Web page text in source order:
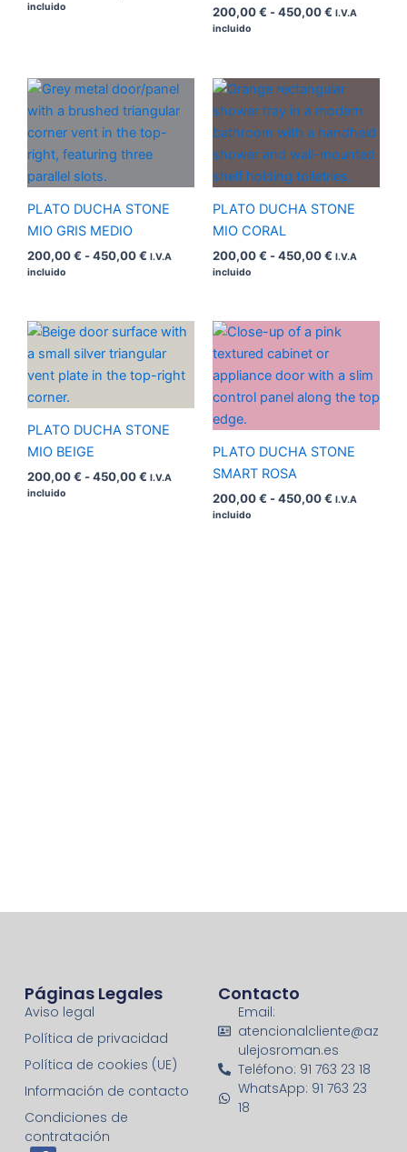
incluido
200,00€ -450,00€ I.V.A
incluido
PLATO DUCHA STONE
MIO GRIS MEDIO
200,00€ -450,00€
Rango
de
precios:
desde
hasta
I.V.A
incluido
PLATO DUCHA STONE
MIO CORAL
200,00€ -450,00€
Rango
precios:
desde
200,00 €
hasta
450,00 €
I.V.A
incluido
PLATO DUCHA STONE
MIO BEIGE
200,00€ -450,00€
Rango
precios:
desde
hasta
I.V.A
incluido
PLATO DUCHA STONE
SMART ROSA
200,00€ -450,00€
Rango
desde
200,00 €
hasta
I.V.A
incluido
Páginas Legales
Aviso legal
Política de privacidad
Política de cookies (UE)
Información de contacto
Condiciones de
contratación
Contacto
Email:
atencionalcliente@az
ulejosroman.es
Teléfono: 91 763 23 18
WhatsApp: 91 763 23
18